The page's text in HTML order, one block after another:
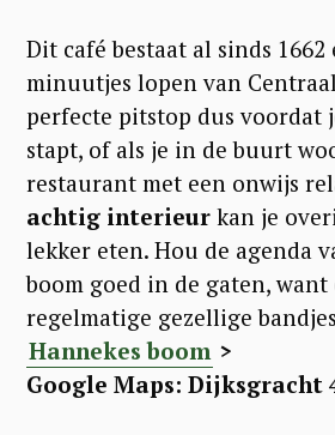
Dit café bestaat al sinds
minuutjes lopen van
perfecte pitstop dus voordat
stapt, of als je in de buurt
restaurant met een onwijs
achtig interieur kan je
lekker eten. Hou de agenda
boom goed in de gaten,
regelmatige gezellige
Hannekes boom >
Google Maps: Dijksgracht
o
r
: